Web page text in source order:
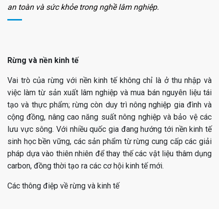
an toàn và sức khỏe trong nghề lâm nghiệp.
Rừng và nền kinh tế
Vai trò của rừng với nền kinh tế không chỉ là ở thu nhập và
việc làm từ sản xuất lâm nghiệp và mua bán nguyên liệu tái
tạo và thực phẩm; rừng còn duy trì nông nghiệp gia đình và
cộng đồng, nâng cao năng suất nông nghiệp và bảo vệ các
lưu vực sông. Với nhiều quốc gia đang hướng tới nền kinh tế
sinh học bền vững, các sản phẩm từ rừng cung cấp các giải
pháp dựa vào thiên nhiên để thay thế các vật liệu thâm dụng
carbon, đồng thời tạo ra các cơ hội kinh tế mới.
Các thông điệp về rừng và kinh tế